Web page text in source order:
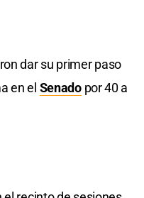
dar su primer paso
en el Senadopor 40 a